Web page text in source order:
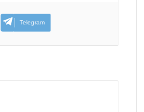
Telegram